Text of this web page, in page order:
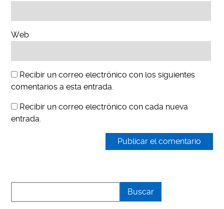
Web
Recibir un correo electrónico con los siguientes
comentarios a esta entrada.
Recibir un correo electrónico con cada nueva
entrada.